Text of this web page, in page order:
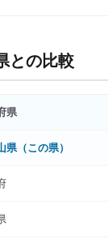
との比較
県
県（この県）